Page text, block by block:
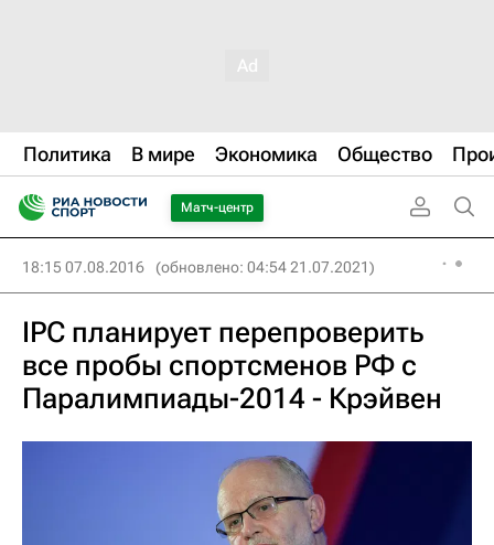
Политика В мире Экономика Общество
Матч-центр
18:15 07.08.2016 (обновлено: 04:54 21.07.2021)
IPC планирует перепроверить
все пробы спортсменов РФ с
Паралимпиады-2014 - Крэйвен